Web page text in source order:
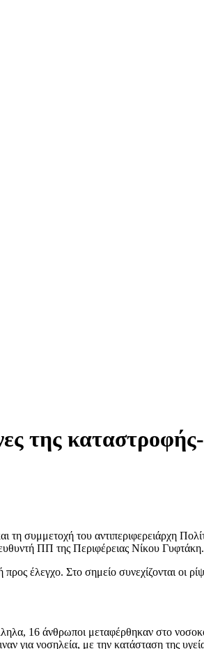
της
συμμετοχή του αντιπεριφερειάρχη
ΠΠ της Περιφέρειας Νίκου Γυφτάκη.
έλεγχο. Στο σημείο συνεχίζονται οι
16 άνθρωποι μεταφέρθηκαν στο
για νοσηλεία, με την κατάσταση της